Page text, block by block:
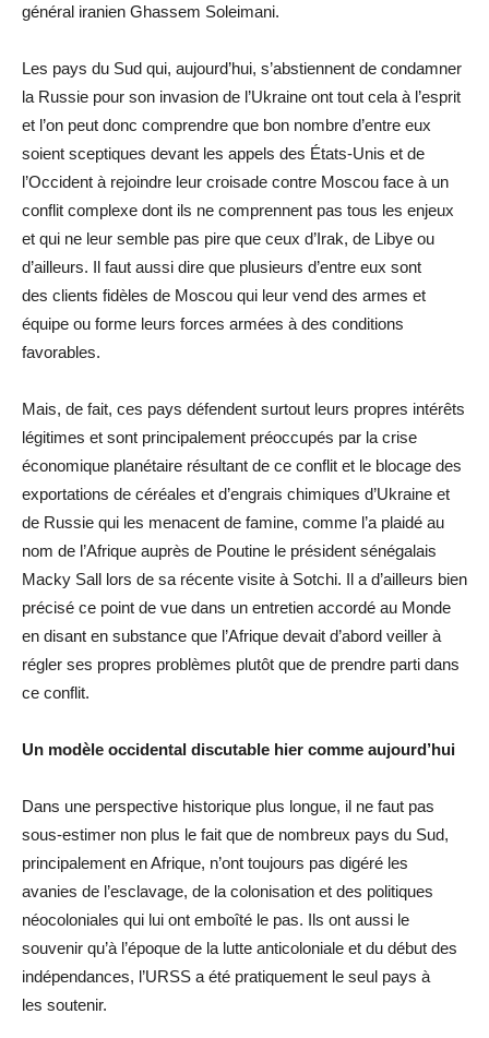
général iranien Ghassem Soleimani.
Les pays du Sud qui, aujourd’hui, s’abstiennent de condamner
la Russie pour son invasion de l’Ukraine ont tout cela à l’esprit
et l’on peut donc comprendre que bon nombre d’entre eux
soient sceptiques devant les appels des États-Unis et de
l’Occident à rejoindre leur croisade contre Moscou face à un
conflit complexe dont ils ne comprennent pas tous les enjeux
et qui ne leur semble pas pire que ceux d’Irak, de Libye ou
d’ailleurs. Il faut aussi dire que plusieurs d’entre eux sont
des clients fidèles de Moscou qui leur vend des armes et
équipe ou forme leurs forces armées à des conditions
favorables.
Mais, de fait, ces pays défendent surtout leurs propres intérêts
légitimes et sont principalement préoccupés par la crise
économique planétaire résultant de ce conflit et le blocage des
exportations de céréales et d’engrais chimiques d’Ukraine et
de Russie qui les menacent de famine, comme l’a plaidé au
nom de l’Afrique auprès de Poutine le président sénégalais
Macky Sall lors de sa récente visite à Sotchi. Il a d’ailleurs bien
précisé ce point de vue dans un entretien accordé au Monde
en disant en substance que l’Afrique devait d’abord veiller à
régler ses propres problèmes plutôt que de prendre parti dans
ce conflit.
Un modèle occidental discutable hier comme aujourd’hui
Dans une perspective historique plus longue, il ne faut pas
sous-estimer non plus le fait que de nombreux pays du Sud,
principalement en Afrique, n’ont toujours pas digéré les
avanies de l’esclavage, de la colonisation et des politiques
néocoloniales qui lui ont emboîté le pas. Ils ont aussi le
souvenir qu’à l’époque de la lutte anticoloniale et du début des
indépendances, l’URSS a été pratiquement le seul pays à
les soutenir.